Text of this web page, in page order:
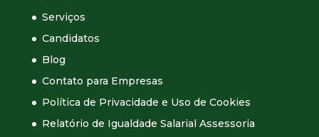
Serviços
Candidatos
Blog
Contato para Empresas
Política de Privacidade e Uso de Cookies
Relatório de Igualdade Salarial Assessoria